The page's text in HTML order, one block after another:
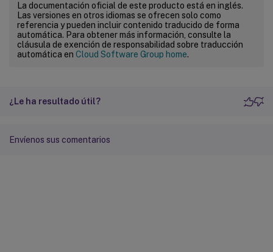
La documentación oficial de este producto está en inglés.
Las versiones en otros idiomas se ofrecen solo como
referencia y pueden incluir contenido traducido de forma
automática. Para obtener más información, consulte la
cláusula de exención de responsabilidad sobre traducción
automática en Cloud Software Group home.
¿Le ha resultado útil?
Envíenos sus comentarios